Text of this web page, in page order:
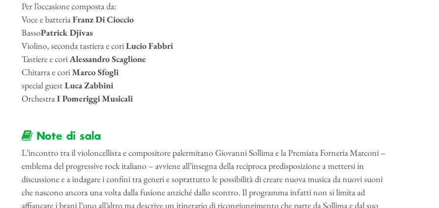
Per l’occasione composta da:
Voce e batteriaFranz Di Cioccio
BassoPatrick Djivas
Violino, seconda tastiera e coriLucio Fabbri
Tastiere e coriAlessandro Scaglione
Chitarra e coriMarco Sfogli
special guestLuca Zabbini
OrchestraI Pomeriggi Musicali
Note di sala
L’incontro tra il violoncellista e compositore palermitano Giovanni Sollima e la Premiata Forneria Marconi –
emblema del progressive rock italiano – avviene all’insegna della reciproca predisposizione a mettersi in
discussione e a indagare i confini tra generi e soprattutto le possibilità di creare nuova musica da nuovi suoni
che nascono ancora una volta dalla fusione anziché dallo scontro. Il programma infatti non si limita ad
affiancare i brani l’uno all’altro ma descrive un itinerario di ricongiungimento che parte da Sollima e dal suo